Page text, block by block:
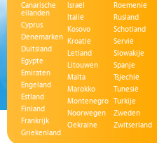
Canarische
eilanden
Cyprus
Denemarken
Duitsland
Egypte
Emiraten
Engeland
Estland
Finland
Frankrijk
Griekenland
Israël
Italië
Kosovo
Kroatië
Letland
Litouwen
Malta
Marokko
Montenegro
Noorwegen
Oekraïne
Roemenië
Rusland
Schotland
Servië
Slowakije
Spanje
Tsjechië
Tunesië
Turkije
Zweden
Zwitserland